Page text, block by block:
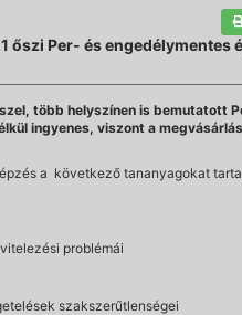
őszi Per- és engedélymentes
több helyszínen is bemutatott
ingyenes, viszont a
a következő tananyagokat
problémái
szakszerűtlenségei